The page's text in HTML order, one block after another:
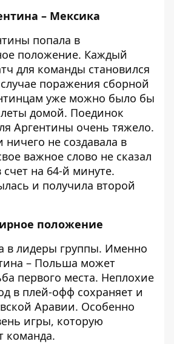
– Мексика
попала в
положение. Каждый
для команды становился
поражения сборной
уже можно было бы
домой. Поединок
Аргентины очень тяжело.
не создавала в
важное слово не сказал
на 64-й минуте.
и получила второй
положение
лидеры группы. Именно
– Польша может
первого места. Неплохие
в плей-офф сохраняет и
Аравии. Особенно
игры, которую
команда.